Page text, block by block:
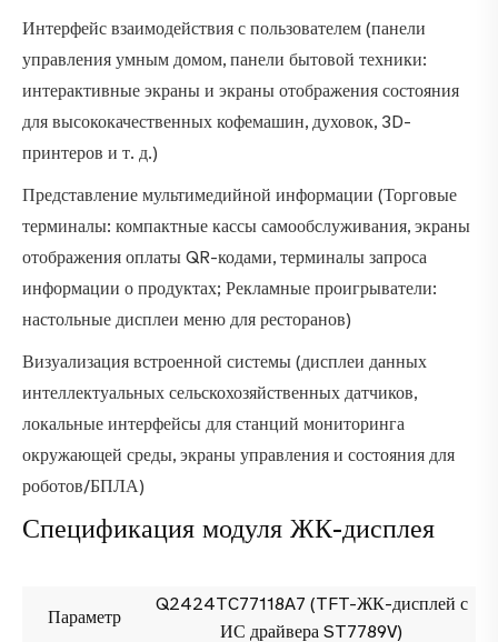
Интерфейс взаимодействия с пользователем (панели
управления умным домом, панели бытовой техники:
интерактивные экраны и экраны отображения состояния
для высококачественных кофемашин, духовок, 3D-
принтеров и т. д.)
Представление мультимедийной информации (Торговые
терминалы: компактные кассы самообслуживания, экраны
отображения оплаты QR-кодами, терминалы запроса
информации о продуктах; Рекламные проигрыватели:
настольные дисплеи меню для ресторанов)
Визуализация встроенной системы (дисплеи данных
интеллектуальных сельскохозяйственных датчиков,
локальные интерфейсы для станций мониторинга
окружающей среды, экраны управления и состояния для
роботов/БПЛА)
Спецификация модуля ЖК-дисплея
Параметр
Q2424TC77118A7 (TFT-ЖК-дисплей с
ИС драйвера ST7789V)